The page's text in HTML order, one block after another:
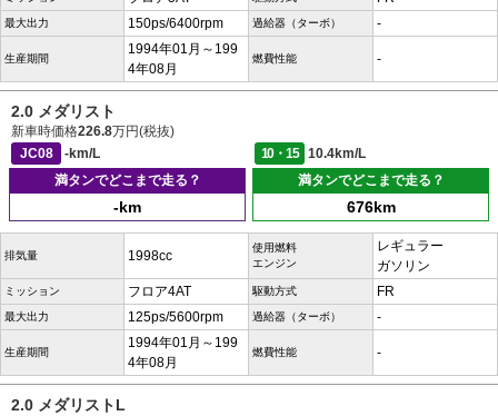
最大出力 150ps/6400rpm 過給器（ターボ） -
生産期間
1994年01月～199
4年08月
燃費性能 -
2.0 メダリスト
新車時価格226.8万円(税抜)
JC08
-km/L 10・15
10.4km/L
満タンでどこまで走る？
-km
満タンでどこまで走る？
676km
排気量 1998cc
使用燃料
エンジン
レギュラー
ガソリン
ミッション フロア4AT 駆動方式 FR
最大出力 125ps/5600rpm 過給器（ターボ） -
生産期間
1994年01月～199
4年08月
燃費性能 -
2.0 メダリストL